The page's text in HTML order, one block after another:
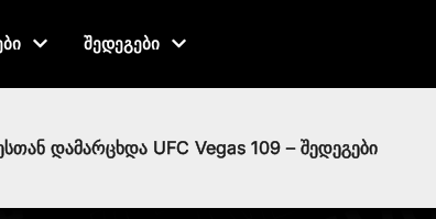
შედეგები
დამარცხდა UFC Vegas 109 – შედეგები